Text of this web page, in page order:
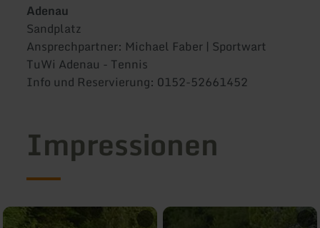
Adenau
Sandplatz
Ansprechpartner: Michael Faber | Sportwart
TuWi Adenau - Tennis
Info und Reservierung: 0152-52661452
Impressionen